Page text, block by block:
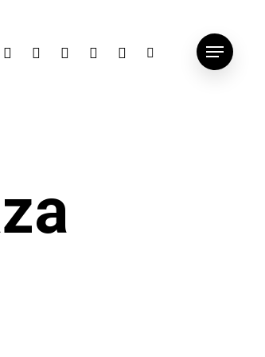
x-
facebookgoogle-instagram
whatsapp
tiktok Menu